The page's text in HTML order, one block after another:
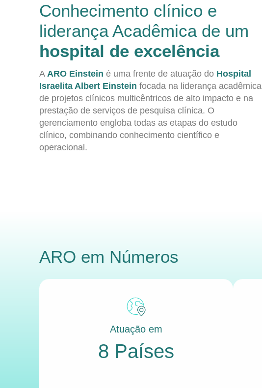
Conhecimento clínico e
liderança Acadêmica de um
hospital de excelência
A ARO Einstein é uma frente de atuação do Hospital
Israelita Albert Einstein focada na liderança acadêmica
de projetos clínicos multicêntricos de alto impacto e na
prestação de serviços de pesquisa clínica. O
gerenciamento engloba todas as etapas do estudo
clínico, combinando conhecimento científico e
operacional.
ARO em Números
Atuação em
8 Países